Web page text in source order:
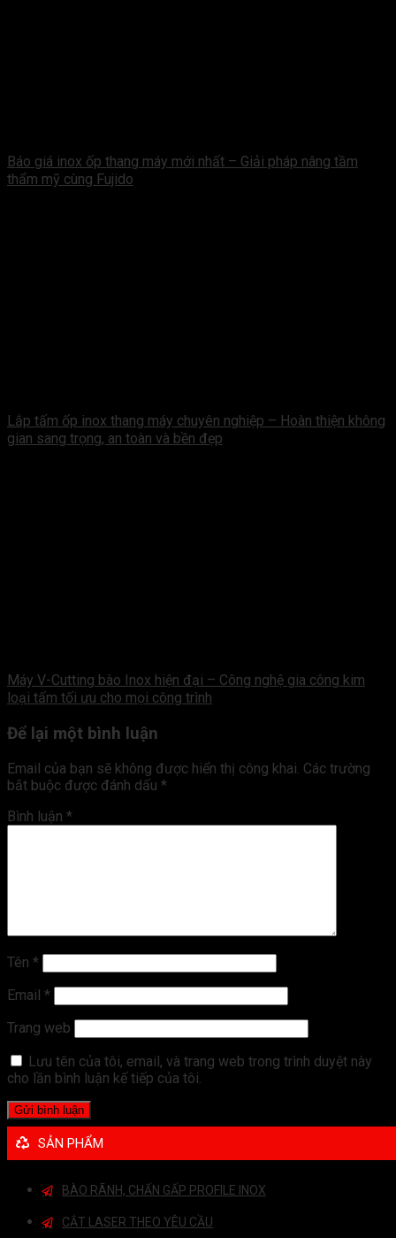
Báo giá inox ốp thang máy mới nhất – Giải pháp nâng tầm
thẩm mỹ cùng Fujido
Lắp tấm ốp inox thang máy chuyên nghiệp – Hoàn thiện không
gian sang trọng, an toàn và bền đẹp
Máy V-Cutting bào Inox hiện đại – Công nghệ gia công kim
loại tấm tối ưu cho mọi công trình
Để lại một bình luận
Email của bạn sẽ không được hiển thị công khai. Các trường
bắt buộc được đánh dấu *
Bình luận *
Tên *
Email *
Trang web
Lưu tên của tôi, email, và trang web trong trình duyệt này
cho lần bình luận kế tiếp của tôi.
SẢN PHẨM
BÀO RÃNH, CHẤN GẤP PROFILE INOX
CẮT LASER THEO YÊU CẦU